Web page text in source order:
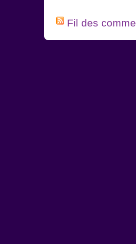
Fil des